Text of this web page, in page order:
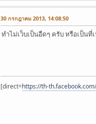
30 กรกฎาคม 2013, 14:08:50
ทำไม่เว็บเป็นอืดๆ ครับ หรือเป็น
[direct=https://th-